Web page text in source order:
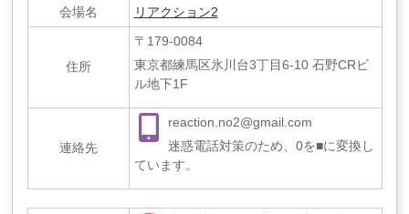
会場名 リアクション2
住所
〒179-0084
東京都練馬区氷川台3丁目6-10 石野CRビ
ル地下1F
連絡先
reaction.no2@gmail.com
迷惑電話対策のため、0を■に変換し
ています。